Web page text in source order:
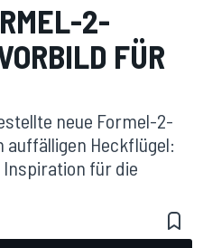
2-
FÜR
neue Formel-2-
Heckflügel:
Inspiration für die